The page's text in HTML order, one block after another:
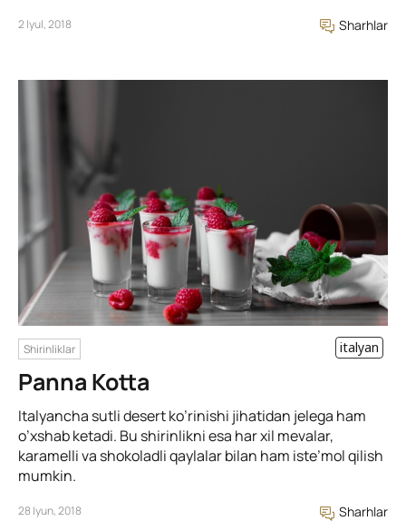
2 Iyul, 2018 Sharhlar
Shirinliklar italyan
Panna Kotta
Italyancha sutli desert ko’rinishi jihatidan jelega ham
o’xshab ketadi. Bu shirinlikni esa har xil mevalar,
karamelli va shokoladli qaylalar bilan ham iste’mol qilish
mumkin.
28 Iyun, 2018 Sharhlar